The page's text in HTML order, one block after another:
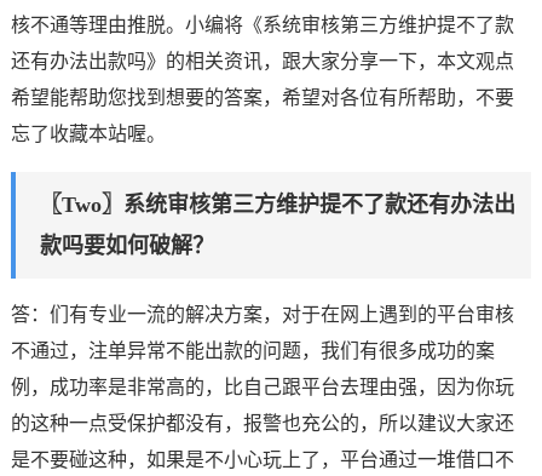
核不通等理由推脱。小编将《系统审核第三方维护提不了款
还有办法出款吗》的相关资讯，跟大家分享一下，本文观点
希望能帮助您找到想要的答案，希望对各位有所帮助，不要
忘了收藏本站喔。
〖Two〗系统审核第三方维护提不了款还有办法出
款吗要如何破解？
答：们有专业一流的解决方案，对于在网上遇到的平台审核
不通过，注单异常不能出款的问题，我们有很多成功的案
例，成功率是非常高的，比自己跟平台去理由强，因为你玩
的这种一点受保护都没有，报警也充公的，所以建议大家还
是不要碰这种，如果是不小心玩上了，平台通过一堆借口不